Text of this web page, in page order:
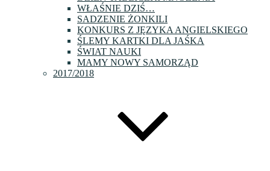
WŁAŚNIE DZIŚ…
SADZENIE ŻONKILI
KONKURS Z JĘZYKA ANGIELSKIEGO
ŚLEMY KARTKI DLA JAŚKA
ŚWIAT NAUKI
MAMY NOWY SAMORZĄD
2017/2018